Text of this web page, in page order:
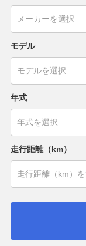
モデル
年式
走行距離（km）